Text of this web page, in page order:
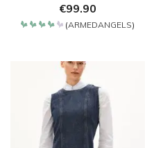
€99.90
(ARMEDANGELS)